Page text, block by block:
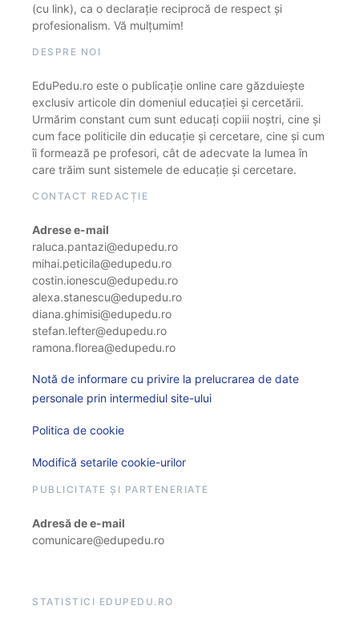
(cu link), ca o declarație reciprocă de respect și
profesionalism. Vă mulțumim!
DESPRE NOI
EduPedu.ro este o publicație online care găzduiește
exclusiv articole din domeniul educației și cercetării.
Urmărim constant cum sunt educați copiii noștri, cine și
cum face politicile din educație și cercetare, cine și cum
îi formează pe profesori, cât de adecvate la lumea în
care trăim sunt sistemele de educație și cercetare.
CONTACT REDACȚIE
Adrese e-mail
raluca.pantazi@edupedu.ro
mihai.peticila@edupedu.ro
costin.ionescu@edupedu.ro
alexa.stanescu@edupedu.ro
diana.ghimisi@edupedu.ro
stefan.lefter@edupedu.ro
ramona.florea@edupedu.ro
Notă de informare cu privire la prelucrarea de date
personale prin intermediul site-ului
Politica de cookie
Modifică setarile cookie-urilor
PUBLICITATE ȘI PARTENERIATE
Adresă de e-mail
comunicare@edupedu.ro
STATISTICI EDUPEDU.RO